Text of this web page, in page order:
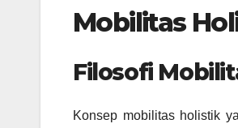
Mobilitas
Filosofi
Konsep mobilitas holistik